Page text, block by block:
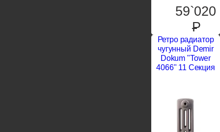
59`020
P
Ретро радиатор
чугунный Demir
Dokum "Tower
4066" 11 Секция